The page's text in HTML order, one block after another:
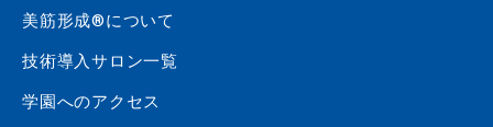
美筋形成®について
技術導入サロン一覧
学園へのアクセス